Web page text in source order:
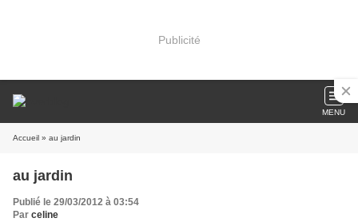
Publicité
MENU
Accueil » au jardin
au jardin
Publié le 29/03/2012 à 03:54
Par celine